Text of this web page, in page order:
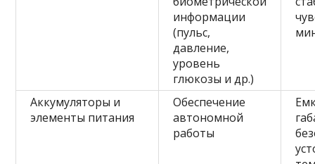
информации
(пульс,
давление,
уровень
глюкозы и др.)
Аккумуляторы и
элементы питания
Обеспечение
автономной
работы